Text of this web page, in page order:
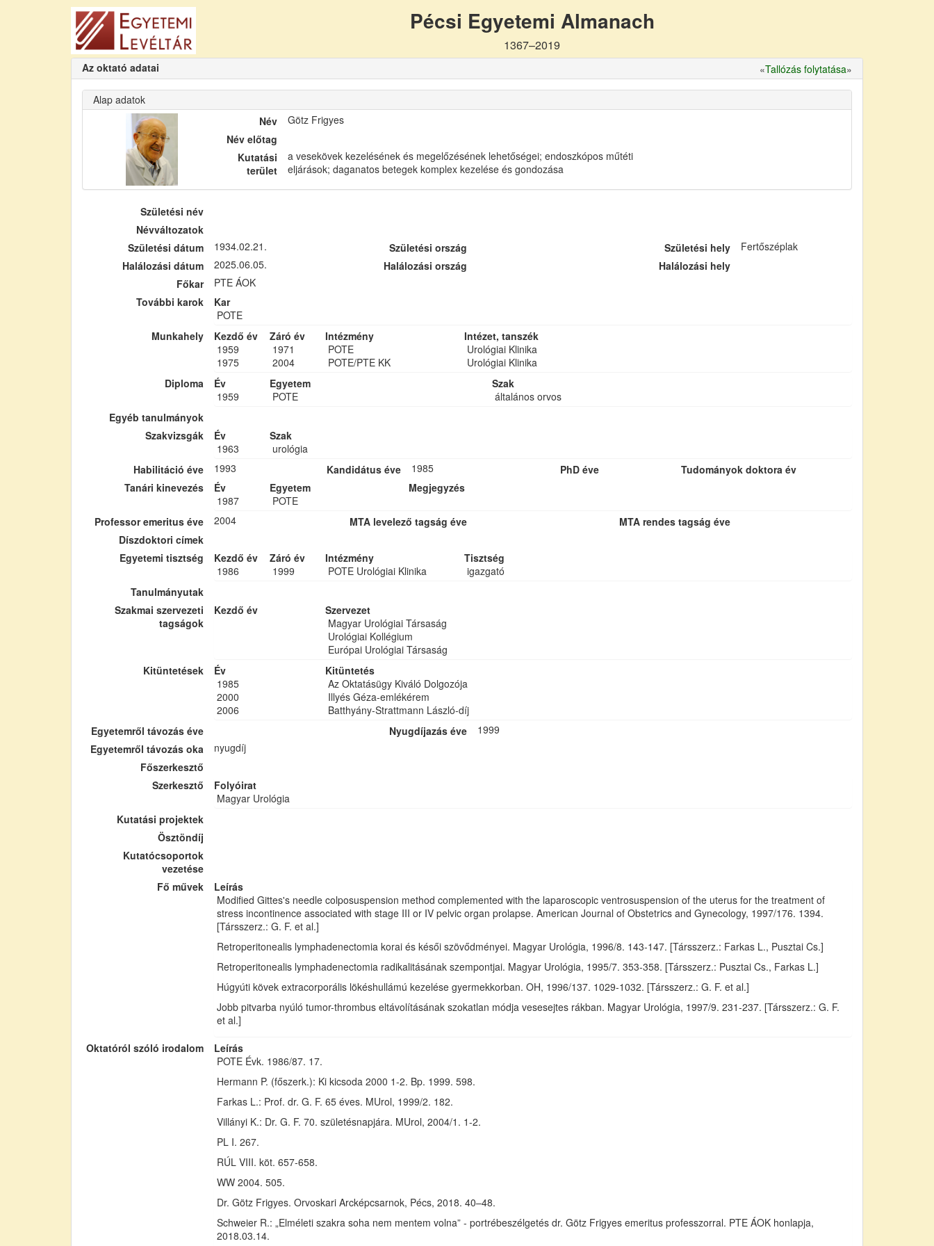
Pécsi Egyetemi Almanach
1367–2019
Az oktató adatai «Tallózás folytatása»
Alap adatok
Név
Götz Frigyes
Név előtag
Kutatási
terület
a vesekövek kezelésének és megelőzésének lehetőségei; endoszkópos műtéti
eljárások; daganatos betegek komplex kezelése és gondozása
Születési név
Névváltozatok
Születési dátum
1934.02.21. Születési ország Születési hely
Fertőszéplak
Halálozási dátum
2025.06.05. Halálozási ország
Halálozási hely
Főkar
PTE ÁOK
További karok
Kar
POTE
Munkahely
Kezdő év Záró év Intézmény
Intézet, tanszék
1959
1971 POTE
Urológiai Klinika
1975
2004 POTE/PTE KK
Urológiai Klinika
Diploma
Év Egyetem
Szak
1959
POTE
általános orvos
Egyéb tanulmányok
Szakvizsgák
Év
Szak
1963
urológia
Habilitáció éve
1993 Kandidátus éve 1985 PhD éve
Tudományok doktora év
Tanári kinevezés
Év Egyetem
Megjegyzés
1987
POTE
Professor emeritus éve
2004 MTA levelező tagság éve
MTA rendes tagság éve
Díszdoktori címek
Egyetemi tisztség
Kezdő év Záró év Intézmény
Tisztség
1986
1999 POTE Urológiai Klinika
igazgató
Tanulmányutak
Szakmai szervezeti
tagságok
Kezdő év
Szervezet
Magyar Urológiai Társaság
Urológiai Kollégium
Európai Urológiai Társaság
Kitüntetések
Év
Kitüntetés
1985
Az Oktatásügy Kiváló Dolgozója
2000
Illyés Géza-emlékérem
2006
Batthyány-Strattmann László-díj
Egyetemről távozás éve
Nyugdíjazás éve
1999
Egyetemről távozás oka
nyugdíj
Főszerkesztő
Szerkesztő
Folyóirat
Magyar Urológia
Kutatási projektek
Ösztöndíj
Kutatócsoportok
vezetése
Fő művek
Leírás
Modified Gittes's needle colposuspension method complemented with the laparoscopic ventrosuspension of the uterus for the treatment of
stress incontinence associated with stage III or IV pelvic organ prolapse. American Journal of Obstetrics and Gynecology, 1997/176. 1394.
[Társszerz.: G. F. et al.]
Retroperitonealis lymphadenectomia korai és késői szövődményei. Magyar Urológia, 1996/8. 143-147. [Társszerz.: Farkas L., Pusztai Cs.]
Retroperitonealis lymphadenectomia radikalitásának szempontjai. Magyar Urológia, 1995/7. 353-358. [Társszerz.: Pusztai Cs., Farkas L.]
Húgyúti kövek extracorporális lökéshullámú kezelése gyermekkorban. OH, 1996/137. 1029-1032. [Társszerz.: G. F. et al.]
Jobb pitvarba nyúló tumor-thrombus eltávolításának szokatlan módja vesesejtes rákban. Magyar Urológia, 1997/9. 231-237. [Társszerz.: G. F.
et al.]
Oktatóról szóló irodalom
Leírás
POTE Évk. 1986/87. 17.
Hermann P. (főszerk.): Ki kicsoda 2000 1-2. Bp. 1999. 598.
Farkas L.: Prof. dr. G. F. 65 éves. MUrol, 1999/2. 182.
Villányi K.: Dr. G. F. 70. születésnapjára. MUrol, 2004/1. 1-2.
PL I. 267.
RÚL VIII. köt. 657-658.
WW 2004. 505.
Dr. Götz Frigyes. Orvoskari Arcképcsarnok, Pécs, 2018. 40–48.
Schweier R.: „Elméleti szakra soha nem mentem volna” - portrébeszélgetés dr. Götz Frigyes emeritus professzorral. PTE ÁOK honlapja,
2018.03.14.